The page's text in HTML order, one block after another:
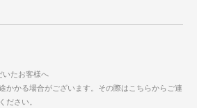
たお客様へ
かかる場合がございます。その際はこちらからご連
ださい。